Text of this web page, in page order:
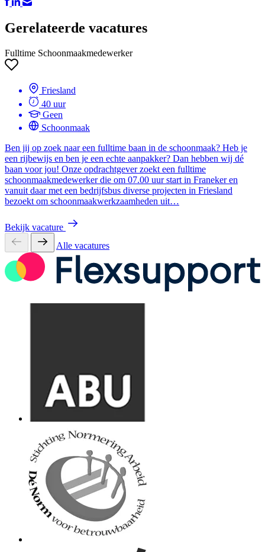
Gerelateerde vacatures
Fulltime Schoonmaakmedewerker
Friesland
40 uur
Geen
Schoonmaak
Ben jij op zoek naar een fulltime baan in de schoonmaak? Heb je
een rijbewijs en ben je een echte aanpakker? Dan hebben wij dé
baan voor jou! Onze opdrachtgever zoekt een fulltime
schoonmaakmedewerker die om 07.00 uur start in Franeker en
vanuit daar met een bedrijfsbus diverse projecten in Friesland
bezoekt om schoonmaakwerkzaamheden uit…
Bekijk vacature
Alle vacatures